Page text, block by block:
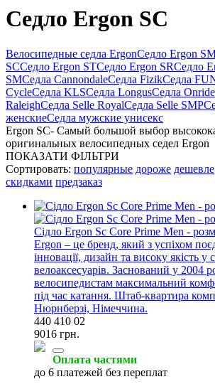
Седло Ergon SC
Велосипедные седла ErgonСедло Ergon
SCСедло Ergon STСедло Ergon SRСедло
SMСедла CannondaleСедла FizikСедла
CycleСедла KLSСедла LongusСедла Onride
RaleighСедла Selle RoyalСедла Selle SMP
женскиеСедла мужские унисекс
Ergon SC- Самый большой выбор
оригинальных велосипедных седел Ergon
ПОКАЗАТИ ФІЛЬТРИ
Сортировать: популярные дороже дешевле
скидками предзаказ
Сідло Ergon Sc Core Prime Men -
Ergon – це бренд, який з успіхом
інновації, дизайн та високу якість у
велоаксесуарів. Заснований у 2004
велосипедистам максимальний
під час катання. Штаб-квартира
Нюрнберзі, Німеччина.
440 410 02
9016 грн.
Оплата частями
до 6 платежей без переплат